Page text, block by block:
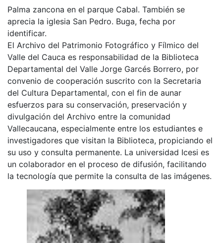
Palma zancona en el parque Cabal. También se
aprecia la iglesia San Pedro. Buga, fecha por
identificar.
El Archivo del Patrimonio Fotográfico y Fílmico del
Valle del Cauca es responsabilidad de la Biblioteca
Departamental del Valle Jorge Garcés Borrero, por
convenio de cooperación suscrito con la Secretaria
del Cultura Departamental, con el fin de aunar
esfuerzos para su conservación, preservación y
divulgación del Archivo entre la comunidad
Vallecaucana, especialmente entre los estudiantes e
investigadores que visitan la Biblioteca, propiciando el
su uso y consulta permanente. La universidad Icesi es
un colaborador en el proceso de difusión, facilitando
la tecnología que permite la consulta de las imágenes.